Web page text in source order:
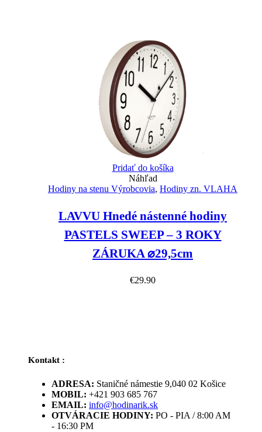
Pridať do košíka
Náhľad
Hodiny na stenu Výrobcovia, Hodiny zn. VLAHA
LAVVU Hnedé nástenné hodiny
PASTELS SWEEP – 3 ROKY
ZÁRUKA ⌀29,5cm
€29.90
Kontakt :
ADRESA: Staničné námestie 9,040 02 Košice
MOBIL: +421 903 685 767
EMAIL: info@hodinarik.sk
OTVÁRACIE HODINY: PO - PIA / 8:00 AM
- 16:30 PM